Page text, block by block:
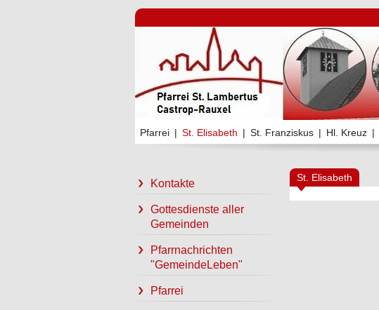
Pfarrei | St. Elisabeth | St. Franziskus | Hl. Kreuz |
Kontakte
Gottesdienste aller
Gemeinden
Pfarrnachrichten
"GemeindeLeben"
Pfarrei
St. Elisabeth